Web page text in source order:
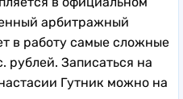
арбитражный
в работу самые сложные
рублей. Записаться на
Гутник можно на